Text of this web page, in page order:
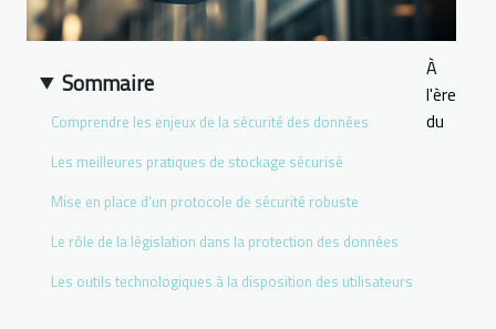
Sommaire
Comprendre les enjeux de la sécurité des données
Les meilleures pratiques de stockage sécurisé
Mise en place d’un protocole de sécurité robuste
Le rôle de la législation dans la protection des données
Les outils technologiques à la disposition des utilisateurs
À
l'ère
du